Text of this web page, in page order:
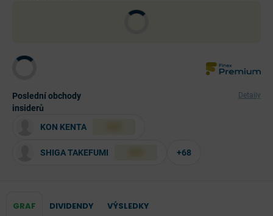
Poslední obchody
insiderů
Detaily
KON KENTA
SHIGA TAKEFUMI +68
GRAF DIVIDENDY VÝSLEDKY